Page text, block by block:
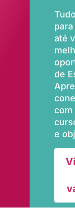
até
de
com
e